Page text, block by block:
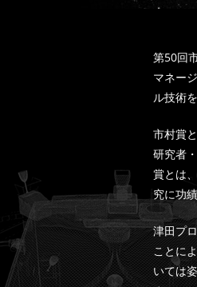
第50回
マネー
ル技術
市村賞
研究者
賞とは
究に功
津田プ
ことに
いては